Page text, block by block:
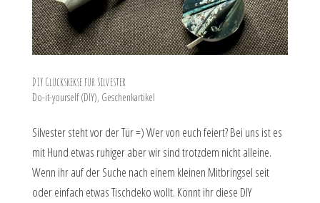
DIY Glückskekse für Silvester
Do-it-yourself (DIY), Geschenkartikel
Silvester steht vor der Tür =) Wer von euch feiert? Bei uns ist es
mit Hund etwas ruhiger aber wir sind trotzdem nicht alleine.
Wenn ihr auf der Suche nach einem kleinen Mitbringsel seit
oder einfach etwas Tischdeko wollt. Könnt ihr diese DIY